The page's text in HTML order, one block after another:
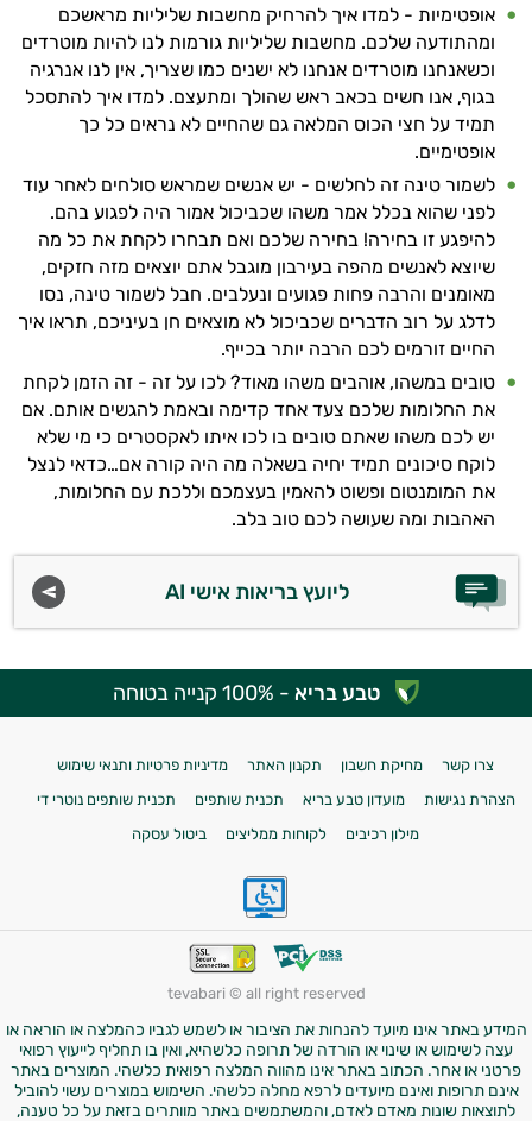
אופטימיות - למדו איך להרחיק מחשבות שליליות מראשכם
ומהתודעה שלכם. מחשבות שליליות גורמות לנו להיות מוטרדים
וכשאנחנו מוטרדים אנחנו לא ישנים כמו שצריך, אין לנו אנרגיה
בגוף, אנו חשים בכאב ראש שהולך ומתעצם. למדו איך להתסכל
תמיד על חצי הכוס המלאה גם שהחיים לא נראים כל כך
אופטימיים.
לשמור טינה זה לחלשים - יש אנשים שמראש סולחים לאחר עוד
לפני שהוא בכלל אמר משהו שכביכול אמור היה לפגוע בהם.
להיפגע זו בחירה! בחירה שלכם ואם תבחרו לקחת את כל מה
שיוצא לאנשים מהפה בעירבון מוגבל אתם יוצאים מזה חזקים,
מאומנים והרבה פחות פגועים ונעלבים. חבל לשמור טינה, נסו
לדלג על רוב הדברים שכביכול לא מוצאים חן בעיניכם, תראו איך
החיים זורמים לכם הרבה יותר בכייף.
טובים במשהו, אוהבים משהו מאוד? לכו על זה - זה הזמן לקחת
את החלומות שלכם צעד אחד קדימה ובאמת להגשים אותם. אם
יש לכם משהו שאתם טובים בו לכו איתו לאקסטרים כי מי שלא
לוקח סיכונים תמיד יחיה בשאלה מה היה קורה אם…כדאי לנצל
את המומנטום ופשוט להאמין בעצמכם וללכת עם החלומות,
האהבות ומה שעושה לכם טוב בלב.
ליועץ בריאות אישי AI
טבע בריא - 100% קנייה בטוחה
צרו קשר מחיקת חשבון תקנון האתר
מדיניות פרטיות ותנאי שימוש
הצהרת נגישות
מועדון טבע בריא תכנית שותפים
תכנית שותפים נוטרי די
מילון רכיבים
לקוחות ממליצים ביטול עסקה
tevabari © all right reserved
המידע באתר אינו מיועד להנחות את הציבור או לשמש לגביו כהמלצה או הוראה או
עצה לשימוש או שינוי או הורדה של תרופה כלשהיא, ואין בו תחליף לייעוץ רפואי
פרטני או אחר. הכתוב באתר אינו מהווה המלצה רפואית כלשהי. המוצרים באתר
אינם תרופות ואינם מיועדים לרפא מחלה כלשהי. השימוש במוצרים עשוי להוביל
לתוצאות שונות מאדם לאדם, והמשתמשים באתר מוותרים בזאת על כל טענה,